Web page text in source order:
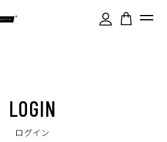
LOGIN
ログイン